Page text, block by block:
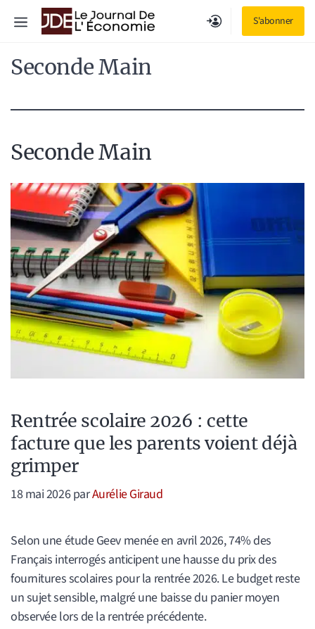
S'abonner
Menu
Seconde Main
Seconde Main
Rentrée scolaire 2026 : cette
facture que les parents voient déjà
grimper
18 mai 2026parAurélie Giraud
Selon une étude Geev menée en avril 2026, 74% des
Français interrogés anticipent une hausse du prix des
fournitures scolaires pour la rentrée 2026. Le budget reste
un sujet sensible, malgré une baisse du panier moyen
observée lors de la rentrée précédente.